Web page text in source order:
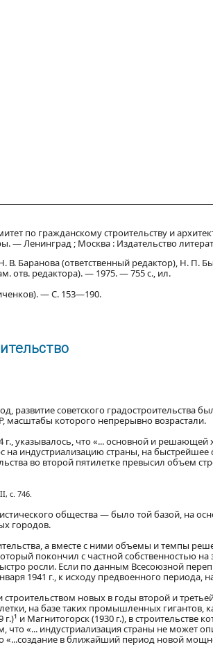
по гражданскому строительству и
— Ленинград ; Москва : Издательство
В. Баранова (ответственный редактор), Н.
отв. редактора). — 1975. — 755 с., ил.
— С. 153—190.
развитие советского градостроительства
масштабы которого непрерывно возрастали.
указывалось, что «... основной и
на индустриализацию страны, на
во второй пятилетке превысил объем
с. 746.
общества — было той базой, на
городов.
а вместе с ними объемы и темпы
покончил с частной собственностью
росли. Если по данным Всесоюзной
1941 г., к исходу предвоенного
новых в годы второй и
на базе таких промышленных
и Магнитогорск (1930 г.), в
что «... индустриализация страны не может
в ближайший период новой